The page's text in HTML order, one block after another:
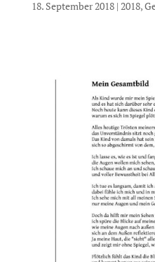
18. September 2018| 2018,